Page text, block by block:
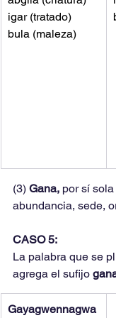
igar (tratado)
bula (maleza)
(3) Gana, por sí
abundancia, sede,
CASO 5:
La palabra que se
agrega el sufijo
Gayagwennagwa